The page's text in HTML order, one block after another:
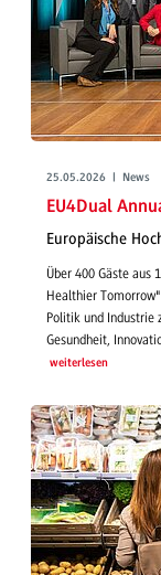
25.05.2026 | News
EU4Dual
Europäische
Über 400 Gäste aus
Healthier
Politik und Industrie
Gesundheit,
weiterlesen